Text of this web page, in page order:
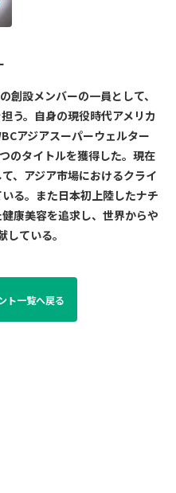
創設メンバーの一員として、
う。自身の現役時代アメリカ
アジアスーパーウェルター
のタイトルを獲得した。現在
、アジア市場におけるクライ
る。また日本初上陸したナチ
康美容を追求し、世界からや
ている。
ト一覧へ戻る